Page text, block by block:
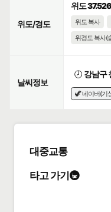
위도/경도
위도
위도 복사
위경도 복사(
날씨정보
🕗 강남구
🦖 네이버(기
대중교통
타고 가기🚇